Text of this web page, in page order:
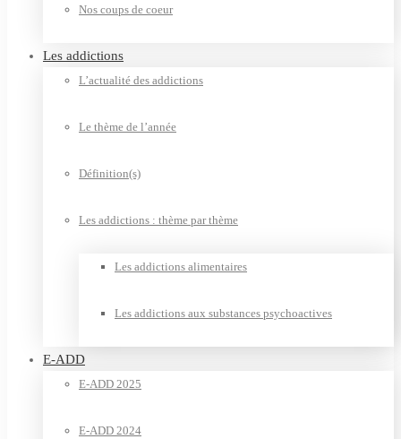
Nos coups de coeur
Les addictions
L’actualité des addictions
Le thème de l’année
Définition(s)
Les addictions : thème par thème
Les addictions alimentaires
Les addictions aux substances psychoactives
E-ADD
E-ADD 2025
E-ADD 2024